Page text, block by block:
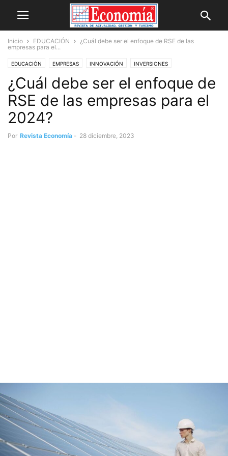
Inicio EDUCACIÓN
¿Cuál debe ser el enfoque de RSE de las
empresas para el...
EDUCACIÓN EMPRESAS INNOVACIÓN INVERSIONES
MEDIO AMBIENTE MERCADO NEGOCIOS NOVEDADES OPINIÓN
¿Cuál debe ser el enfoque de
RSE de las empresas para el
2024?
Por Revista Economía - 28 diciembre, 2023